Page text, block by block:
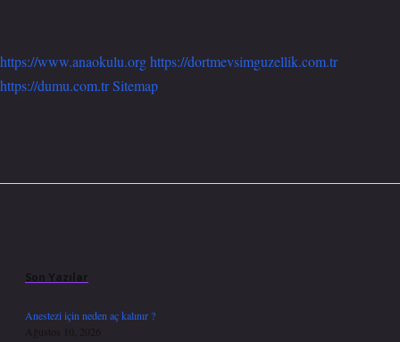
https://www.anaokulu.orghttps://dortmevsimguzellik.com.tr
https://dumu.com.trSitemap
Son Yazılar
Anestezi için neden aç kalınır ?
Ağustos 10, 2026